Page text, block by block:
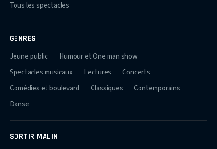
Tous les spectacles
GENRES
Jeune public
Humour et One man show
Spectacles musicaux
Lectures
Concerts
Comédies et boulevard
Classiques
Contemporains
Danse
SORTIR MALIN